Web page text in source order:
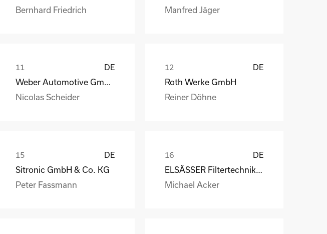
Bernhard Friedrich
Manfred Jäger
DE
Weber Automotive GmbH
Nicolas Scheider
DE
Roth Werke GmbH
Reiner Döhne
DE
Sitronic GmbH & Co. KG
Peter Fassmann
DE
Michael Acker